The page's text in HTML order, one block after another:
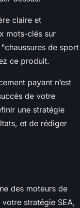
claire et
mots-clés sur
"chaussures de sport
ce produit.
payant n’est
de votre
une stratégie
et de rédiger
des moteurs de
stratégie SEA,